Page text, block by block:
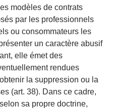
modèles de contrats
par les professionnels
ou consommateurs les
un caractère abusif
elle émet des
rendues
la suppression ou la
(art. 38). Dans ce cadre,
sa propre doctrine,